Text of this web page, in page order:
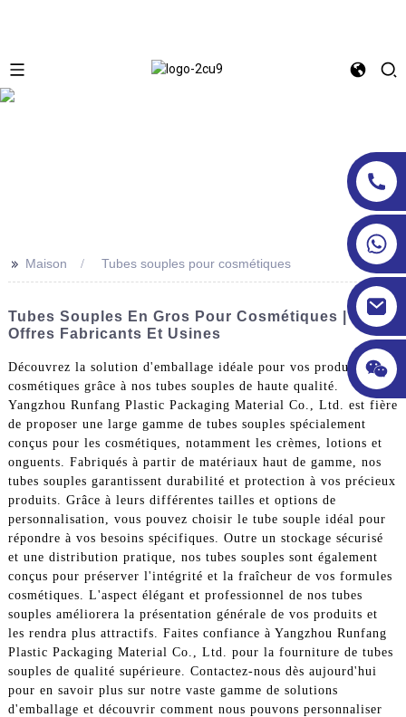
>> Maison Tubes souples pour cosmétiques
Tubes Souples En Gros Pour Cosmétiques |
Offres Fabricants Et Usines
Découvrez la solution d'emballage idéale pour vos produits
cosmétiques grâce à nos tubes souples de haute qualité.
Yangzhou Runfang Plastic Packaging Material Co., Ltd. est fière
de proposer une large gamme de tubes souples spécialement
conçus pour les cosmétiques, notamment les crèmes, lotions et
onguents. Fabriqués à partir de matériaux haut de gamme, nos
tubes souples garantissent durabilité et protection à vos précieux
produits. Grâce à leurs différentes tailles et options de
personnalisation, vous pouvez choisir le tube souple idéal pour
répondre à vos besoins spécifiques. Outre un stockage sécurisé
et une distribution pratique, nos tubes souples sont également
conçus pour préserver l'intégrité et la fraîcheur de vos formules
cosmétiques. L'aspect élégant et professionnel de nos tubes
souples améliorera la présentation générale de vos produits et
les rendra plus attractifs. Faites confiance à Yangzhou Runfang
Plastic Packaging Material Co., Ltd. pour la fourniture de tubes
souples de qualité supérieure. Contactez-nous dès aujourd'hui
pour en savoir plus sur notre vaste gamme de solutions
d'emballage et découvrir comment nous pouvons personnaliser